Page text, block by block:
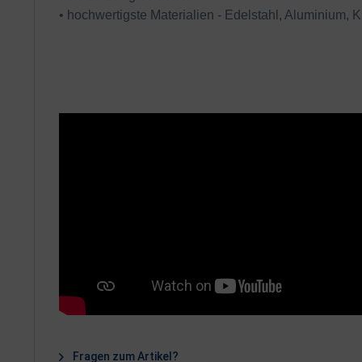
• hochwertigste Materialien - Edelstahl, Aluminium,
Fragen zum Artikel?